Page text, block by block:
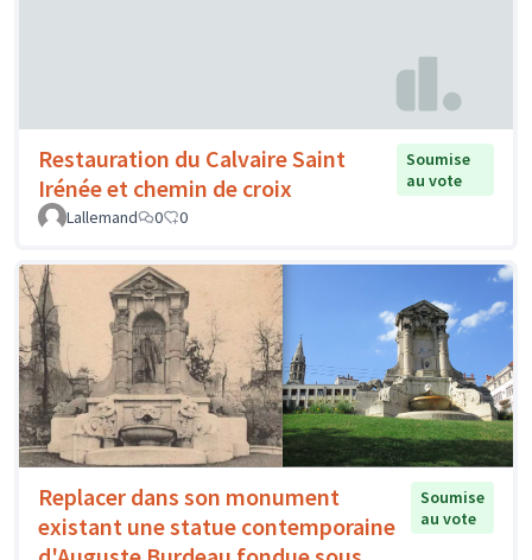
Restauration du Calvaire Saint
Irénée et chemin de croix
Soumise
au vote
Lallemand
0 0
Replacer dans son monument
existant une statue contemporaine
Soumise
au vote